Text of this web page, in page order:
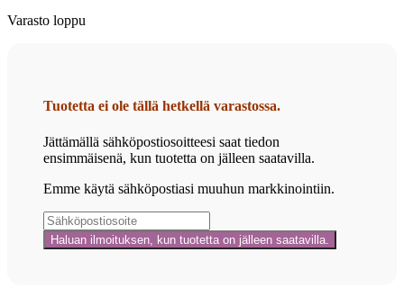
Varasto loppu
Tuotetta ei ole tällä hetkellä varastossa.
Jättämällä sähköpostiosoitteesi saat tiedon
ensimmäisenä, kun tuotetta on jälleen saatavilla.
Emme käytä sähköpostiasi muuhun markkinointiin.